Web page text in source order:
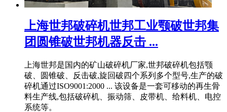
上海世邦破碎机世邦工业颚破世邦集
团圆锥破世邦机器反击 ...
上海世邦是国内的矿山破碎机厂家,世邦破碎机包括颚
破、圆锥破、反击破,旋回破四个系列多个型号,生产的破
碎机通过ISO9001:2000 ... 该设备是一套可移动的再生骨
料生产线,包括破碎机、振动筛、皮带机、给料机、电控
系统等。